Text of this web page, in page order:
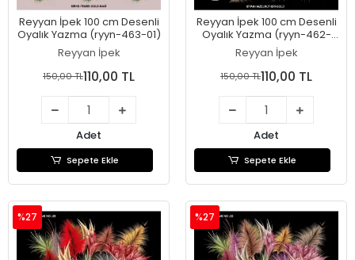
Reyyan İpek 100 cm Desenli
Oyalık Yazma (ryyn-463-01)
Reyyan İpek
150,00 TL110,00 TL
Adet
Sepete Ekle
Reyyan İpek 100 cm Desenli
Oyalık Yazma (ryyn-462-
24)
Reyyan İpek
150,00 TL110,00 TL
Adet
Sepete Ekle
%27 %27